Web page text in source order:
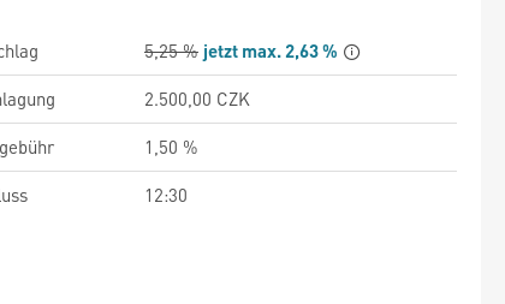
5,25 % jetzt max. 2,63 %
2.500,00 CZK
1,50 %
12:30